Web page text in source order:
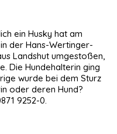
ein Husky hat am
der Hans-Wertinger-
Landshut umgestoßen,
Die Hundehalterin ging
wurde bei dem Sturz
oder deren Hund?
9252-0.